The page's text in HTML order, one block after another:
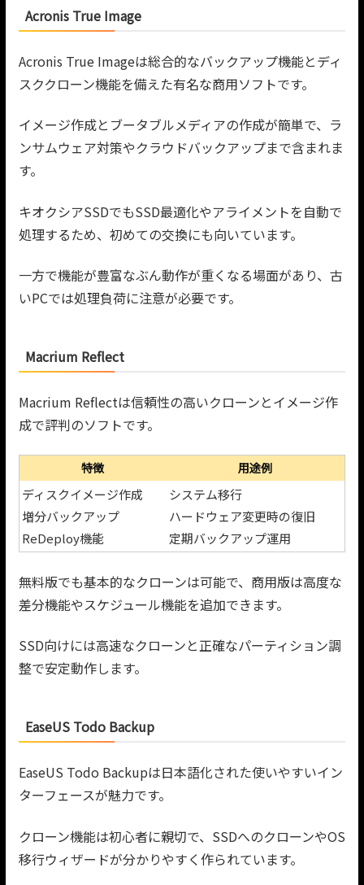
Acronis True Image
Acronis True Imageは総合的なバックアップ機能とディ
スククローン機能を備えた有名な商用ソフトです。
イメージ作成とブータブルメディアの作成が簡単で、ラ
ンサムウェア対策やクラウドバックアップまで含まれま
す。
キオクシアSSDでもSSD最適化やアライメントを自動で
処理するため、初めての交換にも向いています。
一方で機能が豊富なぶん動作が重くなる場面があり、古
いPCでは処理負荷に注意が必要です。
Macrium Reflect
Macrium Reflectは信頼性の高いクローンとイメージ作
成で評判のソフトです。
特徴 用途例
ディスクイメージ作成
増分バックアップ
ReDeploy機能
システム移行
ハードウェア変更時の復旧
定期バックアップ運用
無料版でも基本的なクローンは可能で、商用版は高度な
差分機能やスケジュール機能を追加できます。
SSD向けには高速なクローンと正確なパーティション調
整で安定動作します。
EaseUS Todo Backup
EaseUS Todo Backupは日本語化された使いやすいイン
ターフェースが魅力です。
クローン機能は初心者に親切で、SSDへのクローンやOS
移行ウィザードが分かりやすく作られています。